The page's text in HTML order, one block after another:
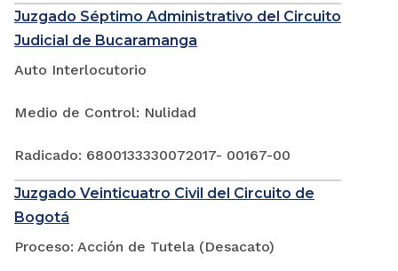
Juzgado Séptimo Administrativo del Circuito
Judicial de Bucaramanga
Auto Interlocutorio
Medio de Control: Nulidad
Radicado: 6800133330072017- 00167-00
Juzgado Veinticuatro Civil del Circuito de
Bogotá
Proceso: Acción de Tutela (Desacato)